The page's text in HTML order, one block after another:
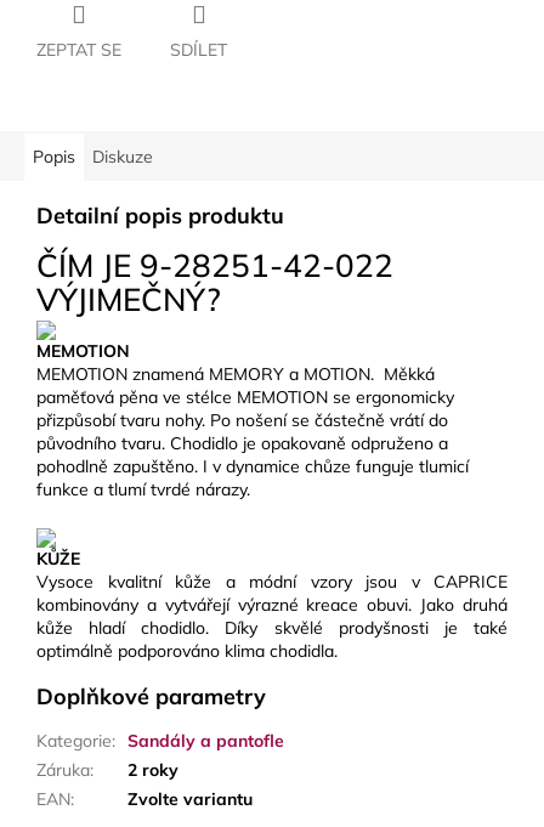
ZEPTAT SE SDÍLET
Popis Diskuze
Detailní popis produktu
ČÍM JE 9-28251-42-022
VÝJIMEČNÝ?
MEMOTION
MEMOTION znamená MEMORY a MOTION. Měkká
paměťová pěna ve stélce MEMOTION se ergonomicky
přizpůsobí tvaru nohy. Po nošení se částečně vrátí do
původního tvaru. Chodidlo je opakovaně odpruženo a
pohodlně zapuštěno. I v dynamice chůze funguje tlumicí
funkce a tlumí tvrdé nárazy.
KŮŽE
Vysoce kvalitní kůže a módní vzory jsou v CAPRICE
kombinovány a vytvářejí výrazné kreace obuvi. Jako druhá
kůže hladí chodidlo. Díky skvělé prodyšnosti je také
optimálně podporováno klima chodidla.
Doplňkové parametry
Kategorie: Sandály a pantofle
Záruka:
2 roky
EAN: Zvolte variantu